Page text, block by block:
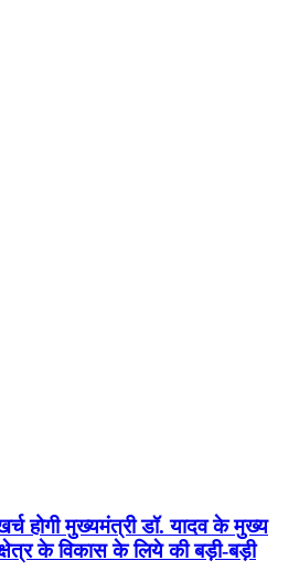
होगी मुख्यमंत्री डॉ. यादव के मुख्य
के विकास के लिये की बड़ी-बड़ी